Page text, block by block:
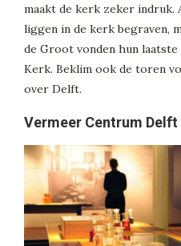
maakt de kerk zeker indruk.
liggen in de kerk begraven,
de Groot vonden hun
Kerk. Beklim ook de toren
over Delft.
Vermeer Centrum Delft